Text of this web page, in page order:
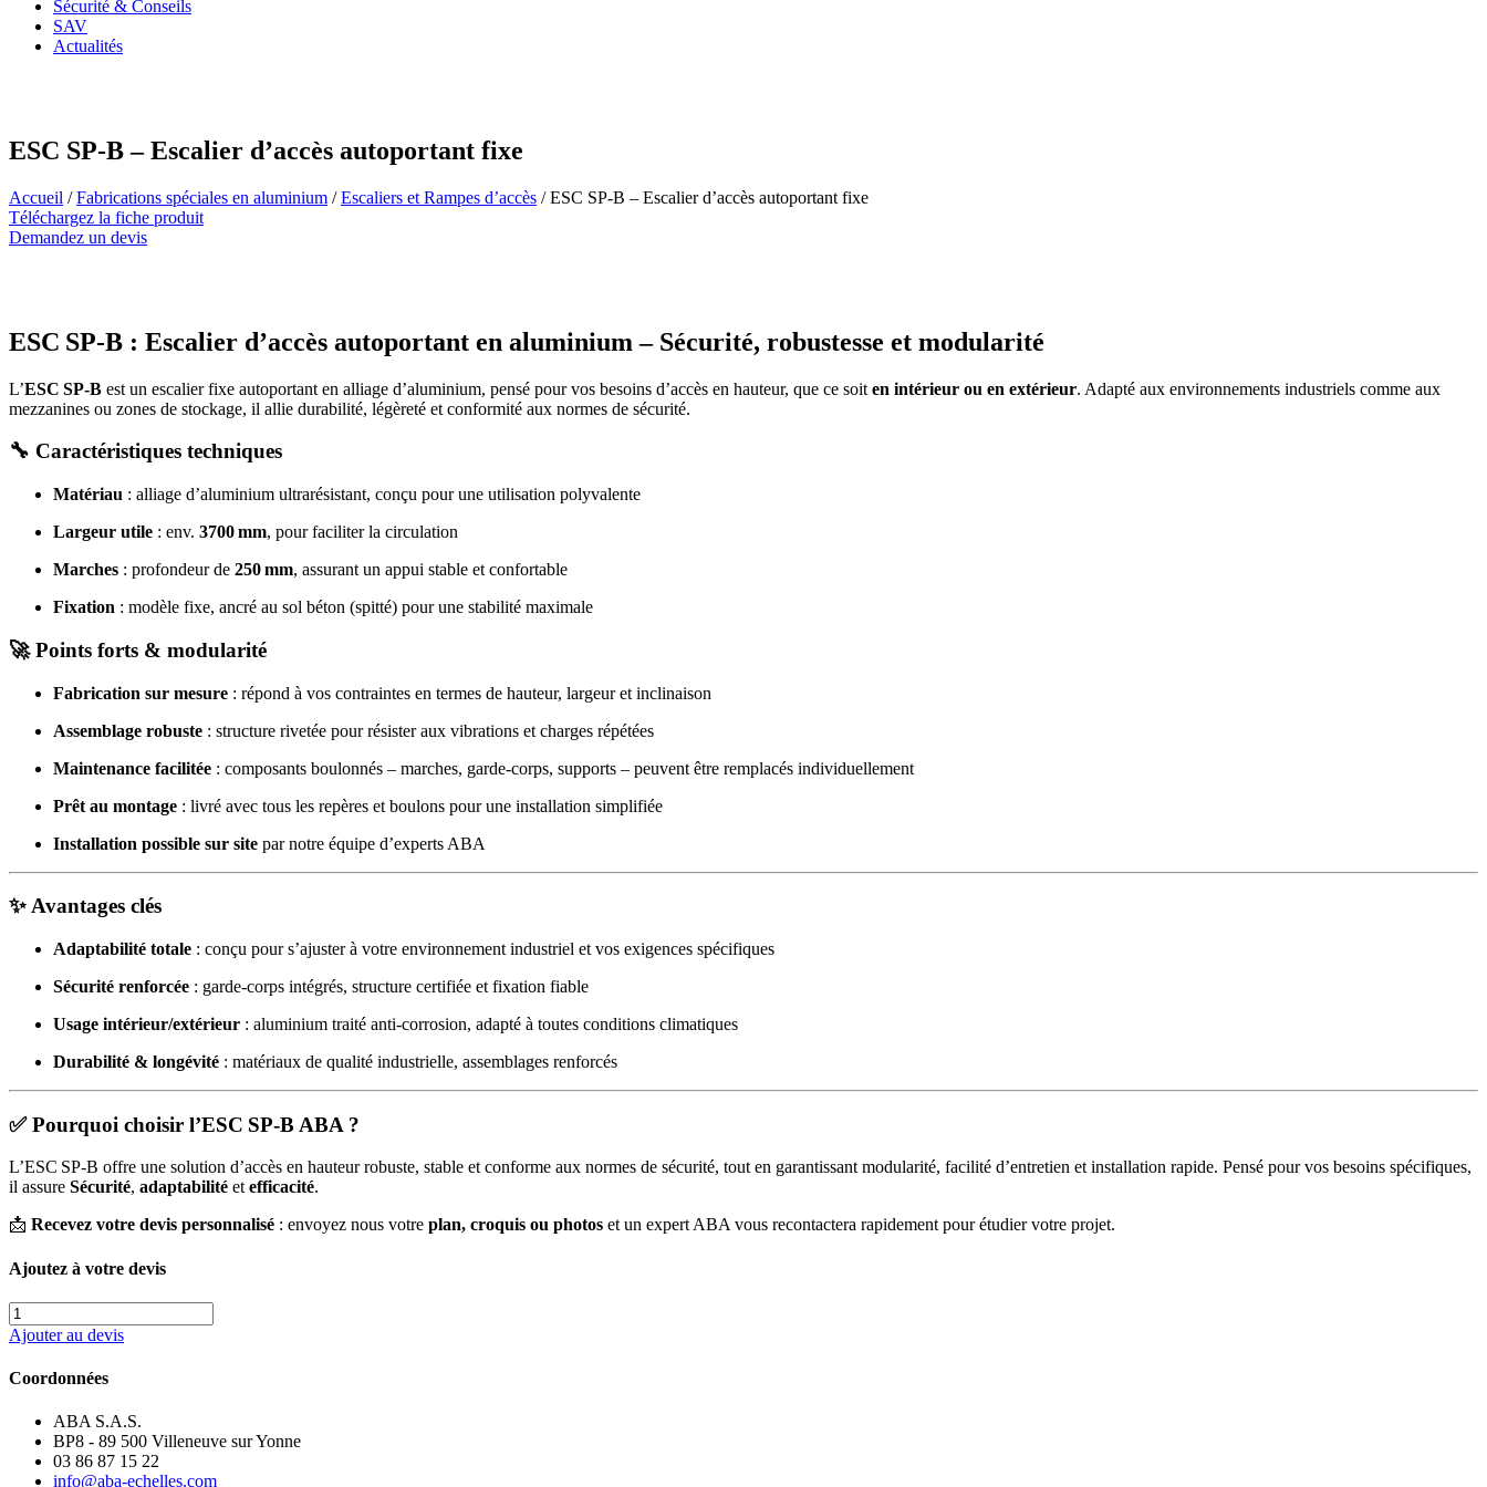
Sécurité & Conseils
SAV
Actualités
ESC SP-B – Escalier d’accès autoportant fixe
Accueil /Fabrications spéciales en aluminium /Escaliers et Rampes d’accès / ESC SP-B – Escalier d’accès autoportant fixe
Téléchargez la fiche produit
Demandez un devis
ESC SP‑B : Escalier d’accès autoportant en aluminium – Sécurité, robustesse et modularité
L’ESC SP‑B est un escalier fixe autoportant en alliage d’aluminium, pensé pour vos besoins d’accès en hauteur, que ce soit en intérieur ou en extérieur. Adapté aux environnements industriels comme aux
mezzanines ou zones de stockage, il allie durabilité, légèreté et conformité aux normes de sécurité.
🔧 Caractéristiques techniques
Matériau : alliage d’aluminium ultrarésistant, conçu pour une utilisation polyvalente
Largeur utile : env. 3700 mm, pour faciliter la circulation
Marches : profondeur de 250 mm, assurant un appui stable et confortable
Fixation : modèle fixe, ancré au sol béton (spitté) pour une stabilité maximale
🚀Points forts & modularité
Fabrication sur mesure : répond à vos contraintes en termes de hauteur, largeur et inclinaison
Assemblage robuste : structure rivetée pour résister aux vibrations et charges répétées
Maintenance facilitée : composants boulonnés – marches, garde-corps, supports – peuvent être remplacés individuellement
Prêt au montage : livré avec tous les repères et boulons pour une installation simplifiée
Installation possible sur site par notre équipe d’experts ABA
✨Avantages clés
Adaptabilité totale : conçu pour s’ajuster à votre environnement industriel et vos exigences spécifiques
Sécurité renforcée : garde-corps intégrés, structure certifiée et fixation fiable
Usage intérieur/extérieur : aluminium traité anti-corrosion, adapté à toutes conditions climatiques
Durabilité & longévité : matériaux de qualité industrielle, assemblages renforcés
✅Pourquoi choisir l’ESC SP‑B ABA ?
L’ESC SP‑B offre une solution d’accès en hauteur robuste, stable et conforme aux normes de sécurité, tout en garantissant modularité, facilité d’entretien et installation rapide. Pensé pour vos besoins spécifiques,
il assure Sécurité, adaptabilité et efficacité.
📩 Recevez votre devis personnalisé : envoyez nous votre plan, croquis ou photos et un expert ABA vous recontactera rapidement pour étudier votre projet.
Ajoutez à votre devis
quantité
de
ESC
SP-
B
Escalier
d’accès
autoportant
Ajouter au devis
Coordonnées
ABA S.A.S.
BP8 - 89 500 Villeneuve sur Yonne
03 86 87 15 22
info@aba-echelles.com